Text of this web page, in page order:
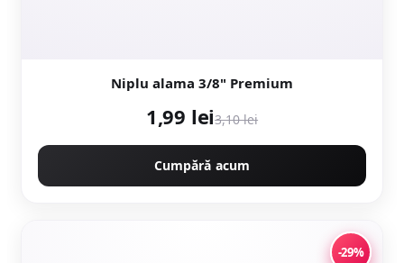
Niplu alama 3/8" Premium
1,99 lei3,10 lei
Cumpără acum
-29%